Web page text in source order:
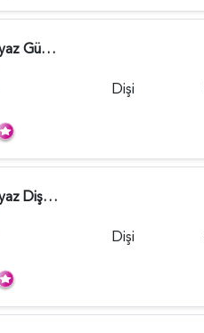
Scottish Fold Beyaz Güzellik 2 Aylık - 4690
Dişi
Scottish Fold Beyaz Dişi Baby Face 2 Aylık - 3704
Dişi